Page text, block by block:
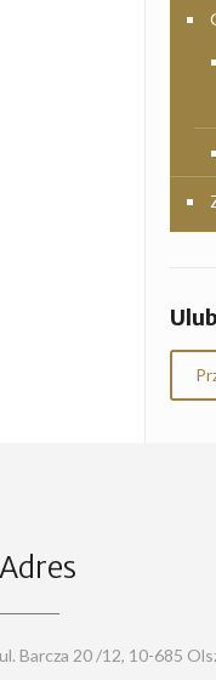
Adres
ul. Barcza 20 /12, 10-685